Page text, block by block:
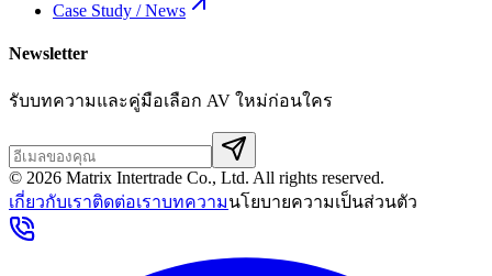
Case Study / News
Newsletter
รับบทความและคู่มือเลือก AV ใหม่ก่อนใคร
© 2026 Matrix Intertrade Co., Ltd. All rights reserved.
เกี่ยวกับเราติดต่อเราบทความนโยบายความเป็นส่วนตัว